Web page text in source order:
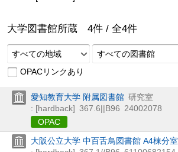
大学図書館所蔵 4件 / 全4件
すべての地域
すべての図書館
OPACリンクあり
愛知教育大学 附属図書館 研究室
: [hardback] 367.6||B96 24002078
OPAC
大阪公立大学 中百舌鳥図書館 A4棟分室